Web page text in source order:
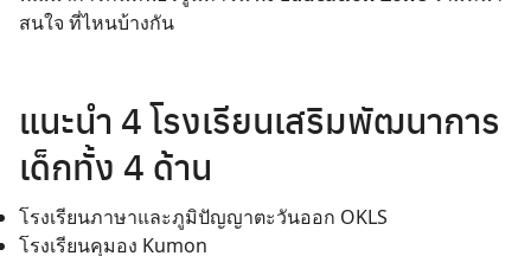
สนใจ ที่ไหนบ้างกัน
แนะนำ 4 โรงเรียนเสริมพัฒนาการ
เด็กทั้ง 4 ด้าน
โรงเรียนภาษาและภูมิปัญญาตะวันออก OKLS
โรงเรียนคุมอง Kumon